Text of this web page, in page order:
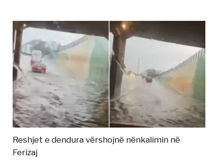
Reshjet e dendura vërshojnë nënkalimin në
Ferizaj